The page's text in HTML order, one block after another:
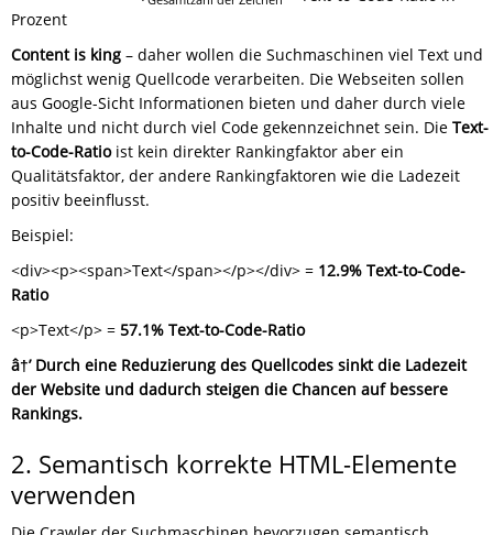
Prozent
Content is king – daher wollen die Suchmaschinen viel Text und
möglichst wenig Quellcode verarbeiten. Die Webseiten sollen
aus Google-Sicht Informationen bieten und daher durch viele
Inhalte und nicht durch viel Code gekennzeichnet sein. Die Text-
to-Code-Ratio ist kein direkter Rankingfaktor aber ein
Qualitätsfaktor, der andere Rankingfaktoren wie die Ladezeit
positiv beeinflusst.
Beispiel:
<div><p><span>Text</span></p></div> = 12.9% Text-to-Code-
Ratio
<p>Text</p> = 57.1% Text-to-Code-Ratio
â†’ Durch eine Reduzierung des Quellcodes sinkt die Ladezeit
der Website und dadurch steigen die Chancen auf bessere
Rankings.
2. Semantisch korrekte HTML-Elemente
verwenden